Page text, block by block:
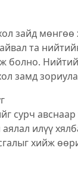
зайд
та
болно.
замд
сурч
илүү
хийж